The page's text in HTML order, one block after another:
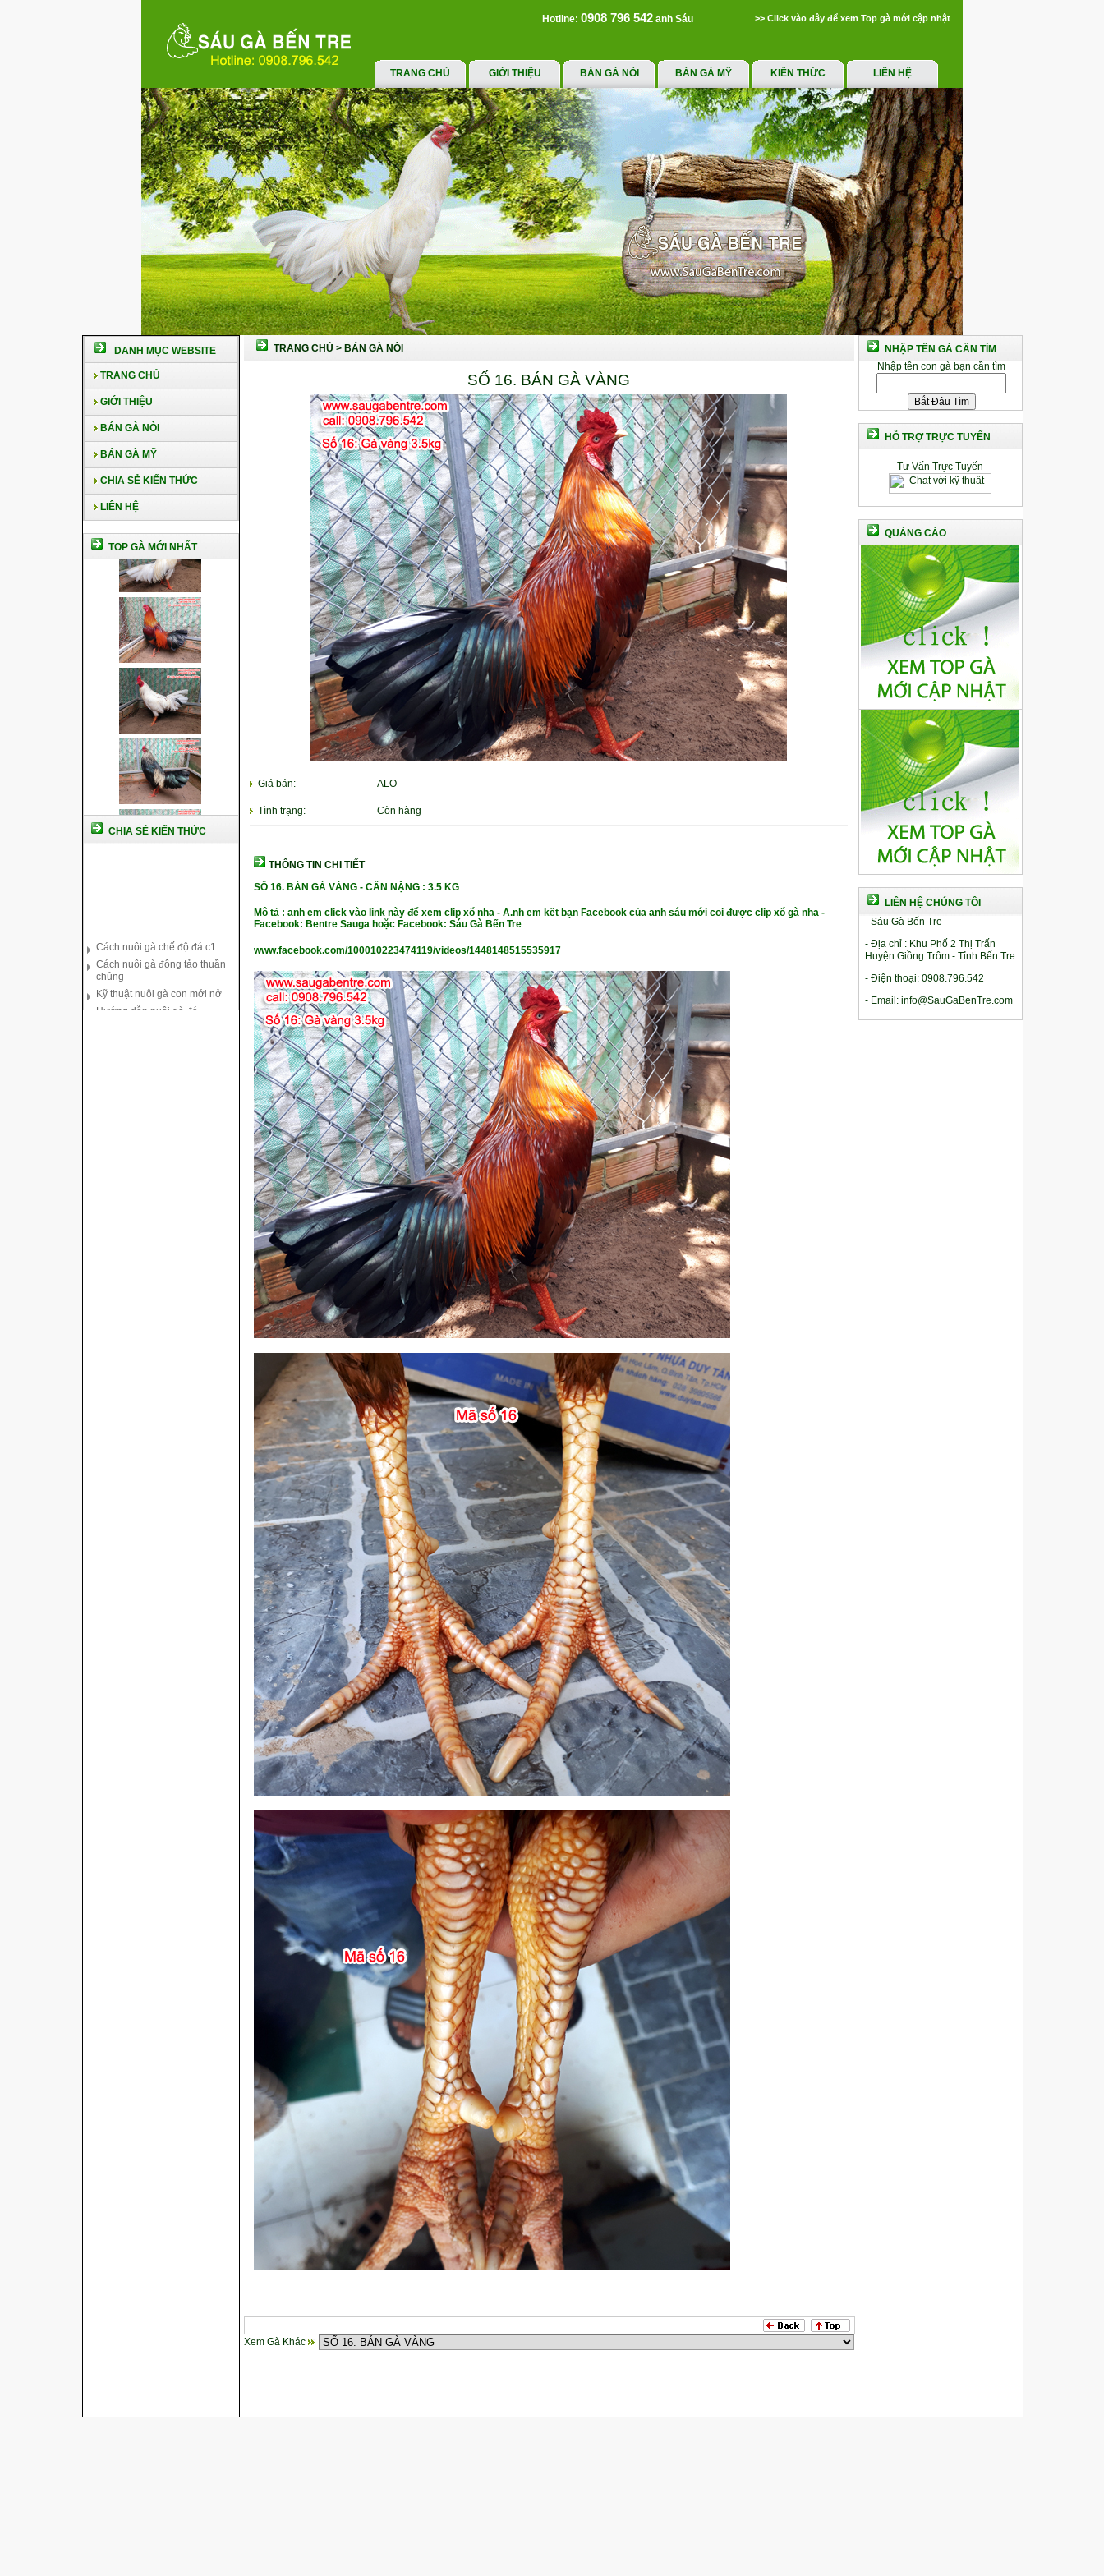
Hotline: 0908 796 542 anh Sáu >> Click vào đây để xem Top gà mới cập nhật
TRANG CHỦ GIỚI THIỆU BÁN GÀ NÒI BÁN GÀ MỸ KIẾN THỨC LIÊN HỆ
DANH MỤC WEBSITE
TRANG CHỦ
GIỚI THIỆU
BÁN GÀ NÒI
BÁN GÀ MỸ
CHIA SẺ KIẾN THỨC
LIÊN HỆ
TOP GÀ MỚI NHẤT
CHIA SẺ KIẾN THỨC
chủng
Kỹ thuật nuôi gà con mới nở
Hướng dẫn nuôi gà đá
Tại sao bạn cần biết cách nuôi
gà chọi ?
TRANG CHỦ > BÁN GÀ NÒI
SỐ 16. BÁN GÀ VÀNG
Giá bán: ALO
Tình trạng: Còn hàng
THÔNG TIN CHI TIẾT
SỐ 16. BÁN GÀ VÀNG - CÂN NẶNG : 3.5 KG
Mô tả : anh em click vào link này để xem clip xổ nha - A.nh em kết bạn Facebook của anh sáu mới coi được clip xổ gà nha -
Facebook: Bentre Sauga hoặc Facebook: Sáu Gà Bến Tre
www.facebook.com/100010223474119/videos/1448148515535917
Xem Gà Khác
NHẬP TÊN GÀ CẦN TÌM
Nhập tên con gà bạn cần tìm
HỖ TRỢ TRỰC TUYẾN
Tư Vấn Trực Tuyến
QUẢNG CÁO
LIÊN HỆ CHÚNG TÔI
- Sáu Gà Bến Tre
- Địa chỉ : Khu Phố 2 Thị Trấn
Huyện Giồng Trôm - Tỉnh Bến Tre
- Điện thoại: 0908.796.542
- Email: info@SauGaBenTre.com